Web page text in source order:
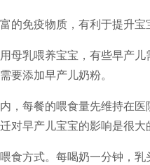
的免疫物质，有利于提升宝
母乳喂养宝宝，有些早产
要添加早产儿奶粉。
，每餐的喂食量先维持在
对早产儿宝宝的影响是很
食方式。每喝奶一分钟，